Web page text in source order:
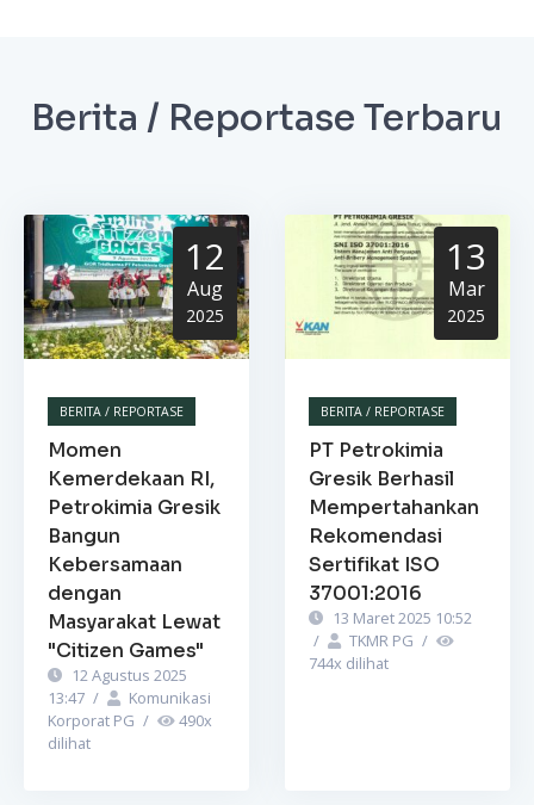
Berita / Reportase Terbaru
12
Aug
2025
BERITA / REPORTASE
Momen
Kemerdekaan RI,
Petrokimia Gresik
Bangun
Kebersamaan
dengan
Masyarakat Lewat
"Citizen Games"
12 Agustus 2025
13:47 /
Komunikasi
Korporat PG / 490x
dilihat
13
Mar
2025
BERITA / REPORTASE
PT Petrokimia
Gresik Berhasil
Mempertahankan
Rekomendasi
Sertifikat ISO
37001:2016
13 Maret 2025 10:52
/
TKMR PG /
744x dilihat